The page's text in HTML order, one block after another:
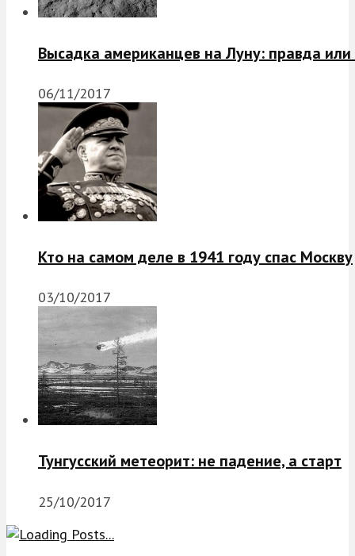
Высадка американцев на Луну: правда
06/11/2017
Кто на самом деле в 1941 году спас Москву
03/10/2017
Тунгусский метеорит: не падение, а старт
25/10/2017